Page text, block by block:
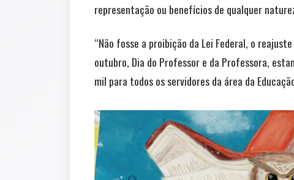
representação ou benefícios de qualquer
“Não fosse a proibição da Lei Federal, o
outubro, Dia do Professor e da Professora,
mil para todos os servidores da área da